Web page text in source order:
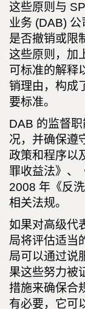
这些原则与
业务 (DAB)
是否撤销或限
这些原则，加
可标准的解释
销理由，构成
要标准。
DAB 的监督
况，并确保遵
政策和程序以
罪收益法》、
2008 年《反
相关法规。
如果对高级代
局将评估适当
局可以通过说
果这些努力被
措施来确保合
有必要，它可